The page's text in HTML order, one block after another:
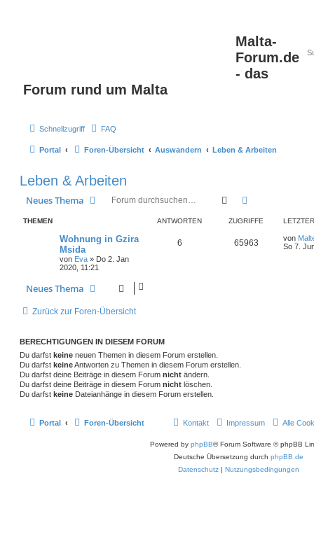
Malta-
Forum.de
- das
Forum rund um Malta
Schnellzugriff FAQ
Portal Foren-Übersicht Auswandern Leben & Arbeiten
Leben & Arbeiten
Neues Thema Suche
THEMEN ANTWORTEN ZUGRIFFE
Wohnung in Gzira
Msida
von Eva » Do 2. Jan
2020, 11:21
6 65963 von
So 7.
Neues Thema
Zurück zur Foren-Übersicht
BERECHTIGUNGEN IN DIESEM FORUM
Du darfst keine neuen Themen in diesem Forum erstellen.
Du darfst keineAntworten zu Themen in diesem Forum erstellen.
Du darfst deine Beiträge in diesem Forum nicht ändern.
Du darfst deine Beiträge in diesem Forum nicht löschen.
Du darfst keine Dateianhänge in diesem Forum erstellen.
Portal Foren-Übersicht Alle
Impressum
Kontakt
Powered by phpBB® Forum Software © phpBB
Deutsche Übersetzung durch phpBB.de
Datenschutz | Nutzungsbedingungen